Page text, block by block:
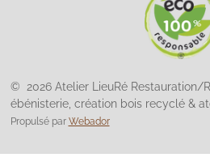
© 2026 Atelier LieuRé Restauration/
ébénisterie, création bois recyclé &
Propulsé par Webador